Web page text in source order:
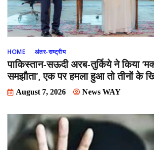
HOME अंतर-राष्ट्रीय
पाकिस्तान-सऊदी अरब-तुर्किये ने किया
समझौता’, एक पर हमला हुआ तो तीनों के
August 7, 2026 News WAY